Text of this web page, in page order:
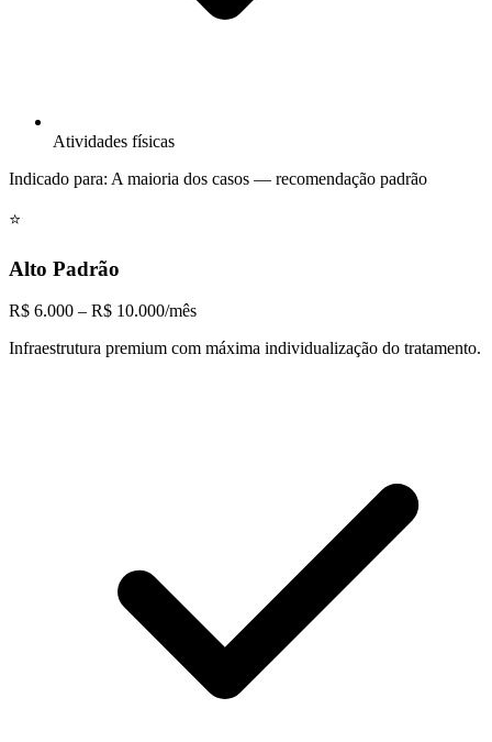
Atividades físicas
Indicado para: A maioria dos casos — recomendação padrão
⭐
Alto Padrão
R$ 6.000 – R$ 10.000/mês
Infraestrutura premium com máxima individualização do tratamento.